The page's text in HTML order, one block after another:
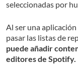
seleccionadas por
Al ser una
pasar las listas de
puede añadir
editores de Spotify.